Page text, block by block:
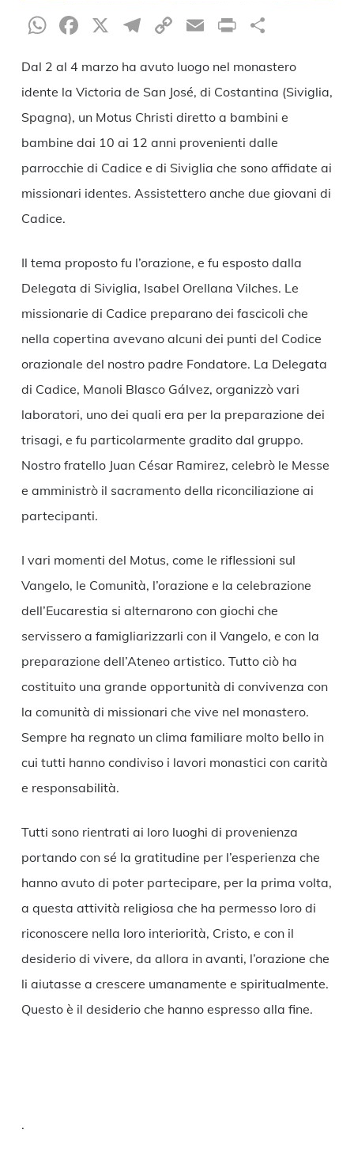
WhatsApp
Facebook
X Telegram
CopyEmailPrint
Dal 2 al 4 marzo ha avuto luogo nel monastero
idente la Victoria de San José, di Costantina (Siviglia,
Spagna), un Motus Christi diretto a bambini e
bambine dai 10 ai 12 anni provenienti dalle
parrocchie di Cadice e di Siviglia che sono affidate ai
missionari identes. Assistettero anche due giovani di
Cadice.
Il tema proposto fu l’orazione, e fu esposto dalla
Delegata di Siviglia, Isabel Orellana Vilches. Le
missionarie di Cadice preparano dei fascicoli che
nella copertina avevano alcuni dei punti del Codice
orazionale del nostro padre Fondatore. La Delegata
di Cadice, Manoli Blasco Gálvez, organizzò vari
laboratori, uno dei quali era per la preparazione dei
trisagi, e fu particolarmente gradito dal gruppo.
Nostro fratello Juan César Ramirez, celebrò le Messe
e amministrò il sacramento della riconciliazione ai
partecipanti.
I vari momenti del Motus, come le riflessioni sul
Vangelo, le Comunità, l’orazione e la celebrazione
dell’Eucarestia si alternarono con giochi che
servissero a famigliarizzarli con il Vangelo, e con la
preparazione dell’Ateneo artistico. Tutto ciò ha
costituito una grande opportunità di convivenza con
la comunità di missionari che vive nel monastero.
Sempre ha regnato un clima familiare molto bello in
cui tutti hanno condiviso i lavori monastici con carità
e responsabilità.
Tutti sono rientrati ai loro luoghi di provenienza
portando con sé la gratitudine per l’esperienza che
hanno avuto di poter partecipare, per la prima volta,
a questa attività religiosa che ha permesso loro di
riconoscere nella loro interiorità, Cristo, e con il
desiderio di vivere, da allora in avanti, l’orazione che
li aiutasse a crescere umanamente e spiritualmente.
Questo è il desiderio che hanno espresso alla fine.
.